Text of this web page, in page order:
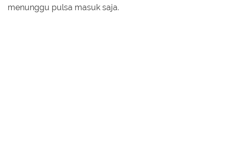
menunggu pulsa masuk saja.